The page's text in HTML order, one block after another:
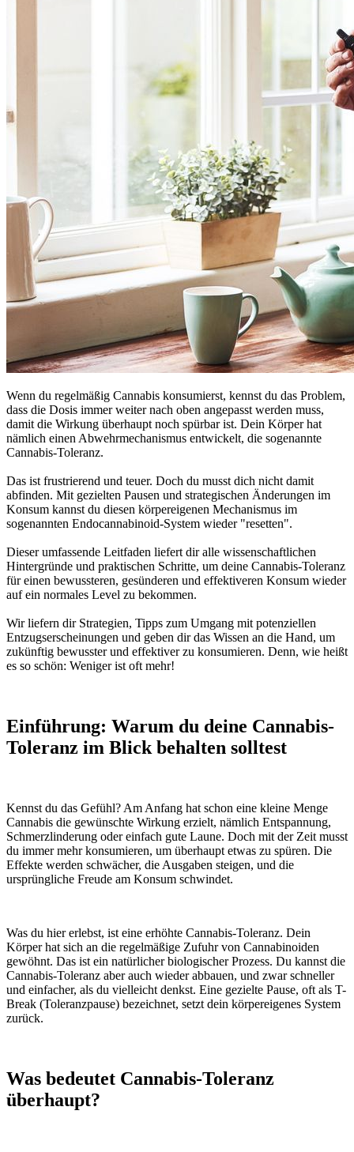
Wenn du regelmäßig Cannabis konsumierst, kennst du das Problem,
dass die Dosis immer weiter nach oben angepasst werden muss,
damit die Wirkung überhaupt noch spürbar ist. Dein Körper hat
nämlich einen Abwehrmechanismus entwickelt, die sogenannte
Cannabis-Toleranz.
Das ist frustrierend und teuer. Doch du musst dich nicht damit
abfinden. Mit gezielten Pausen und strategischen Änderungen im
Konsum kannst du diesen körpereigenen Mechanismus im
sogenannten Endocannabinoid-System wieder "resetten".
Dieser umfassende Leitfaden liefert dir alle wissenschaftlichen
Hintergründe und praktischen Schritte, um deine Cannabis-Toleranz
für einen bewussteren, gesünderen und effektiveren Konsum wieder
auf ein normales Level zu bekommen.
Wir liefern dir Strategien, Tipps zum Umgang mit potenziellen
Entzugserscheinungen und geben dir das Wissen an die Hand, um
zukünftig bewusster und effektiver zu konsumieren. Denn, wie heißt
es so schön: Weniger ist oft mehr!
Einführung: Warum du deine Cannabis-
Toleranz im Blick behalten solltest
Kennst du das Gefühl? Am Anfang hat schon eine kleine Menge
Cannabis die gewünschte Wirkung erzielt, nämlich Entspannung,
Schmerzlinderung oder einfach gute Laune. Doch mit der Zeit musst
du immer mehr konsumieren, um überhaupt etwas zu spüren. Die
Effekte werden schwächer, die Ausgaben steigen, und die
ursprüngliche Freude am Konsum schwindet.
Was du hier erlebst, ist eine erhöhte Cannabis-Toleranz. Dein
Körper hat sich an die regelmäßige Zufuhr von Cannabinoiden
gewöhnt. Das ist ein natürlicher biologischer Prozess. Du kannst die
Cannabis-Toleranz aber auch wieder abbauen, und zwar schneller
und einfacher, als du vielleicht denkst. Eine gezielte Pause, oft als T-
Break (Toleranzpause) bezeichnet, setzt dein körpereigenes System
zurück.
Was bedeutet Cannabis-Toleranz
überhaupt?